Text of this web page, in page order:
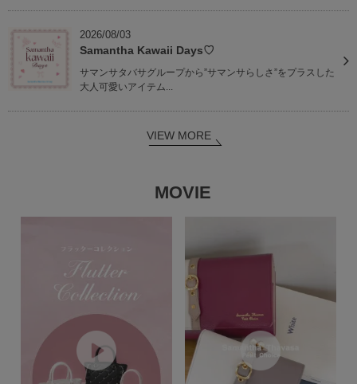
2026/08/03
Samantha Kawaii Days♡
サマンサタバサグループから”サマンサらしさ”をプラスした
大人可愛いアイテム...
VIEW MORE
MOVIE